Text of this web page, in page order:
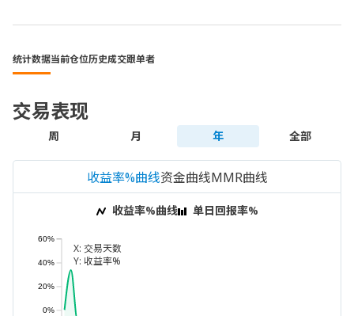
统计数据当前仓位历史成交跟单者
交易表现
周 月 年 全部
收益率%曲线资金曲线MMR曲线
收益率%曲线 单日回报率%
X: 交易天数
Y: 收益率%
0%
20%
40%
60%